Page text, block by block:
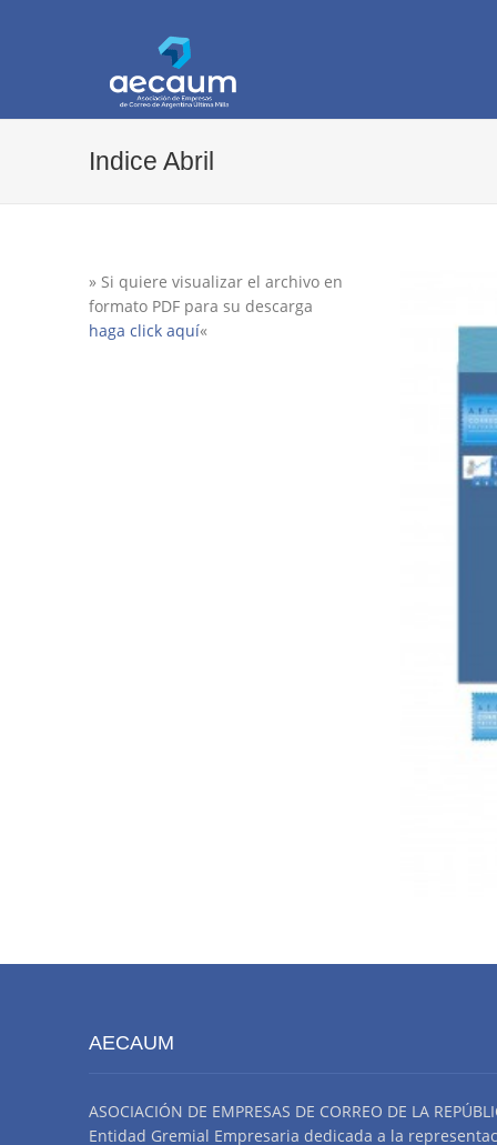
Indice Abril
» Si quiere visualizar el archivo en
formato PDF para su descarga
haga click aquí«
AECAUM
ASOCIACIÓN DE EMPRESAS DE CORREO DE LA
Entidad Gremial Empresaria dedicada a la